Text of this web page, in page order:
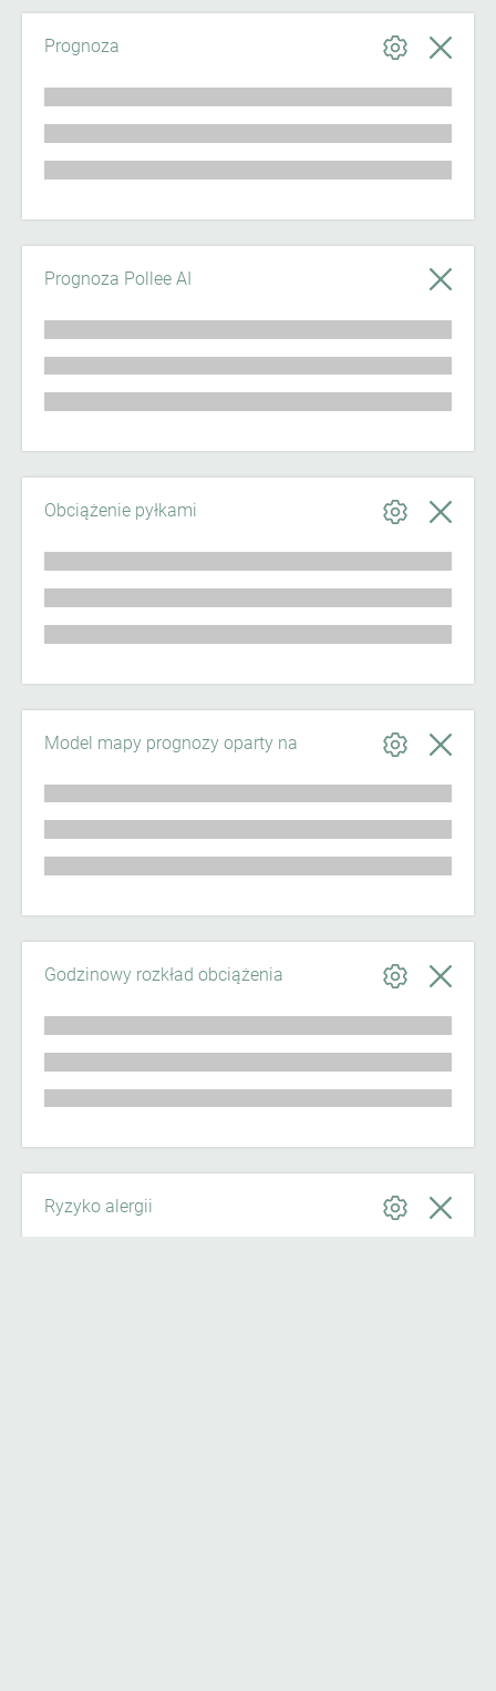
Prognoza
Prognoza Pollee AI
Obciążenie pyłkami
Model mapy prognozy oparty na
Godzinowy rozkład obciążenia
Ryzyko alergii